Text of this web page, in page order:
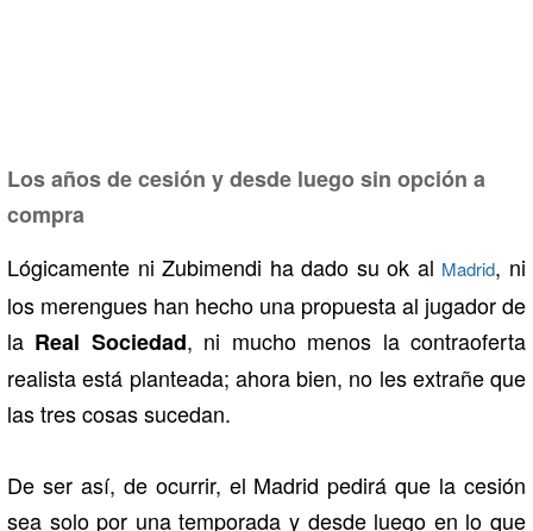
Los años de cesión y desde luego sin opción a
compra
Lógicamente ni Zubimendi ha dado su ok al Madrid, ni
los merengues han hecho una propuesta al jugador de
la Real Sociedad, ni mucho menos la contraoferta
realista está planteada; ahora bien, no les extrañe que
las tres cosas sucedan.
De ser así, de ocurrir, el Madrid pedirá que la cesión
sea solo por una temporada y desde luego en lo que